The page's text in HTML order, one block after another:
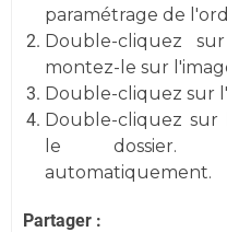
paramétrage de
Double-cliquez
montez-le sur
Double-cliquez sur
Double-cliquez
le dossier.
automatiquement.
Partager :